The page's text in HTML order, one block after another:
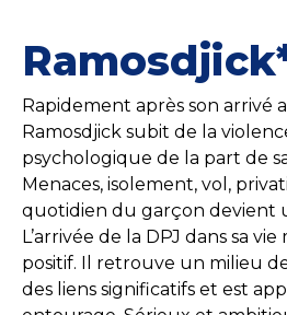
Rapidement après son arrivé
Ramosdjick subit de la
psychologique de la part de
Menaces, isolement, vol,
quotidien du garçon devient
L’arrivée de la DPJ dans sa
positif. Il retrouve un milieu
des liens significatifs et est